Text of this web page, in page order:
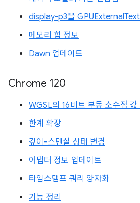
display-p3을
메모리 힙 정보
Dawn 업데이트
Chrome 120
WGSL의 16비트 부동 소수점 값
한계 확장
깊이-스텐실 상태 변경
어댑터 정보 업데이트
타임스탬프 쿼리 양자화
기능 정리